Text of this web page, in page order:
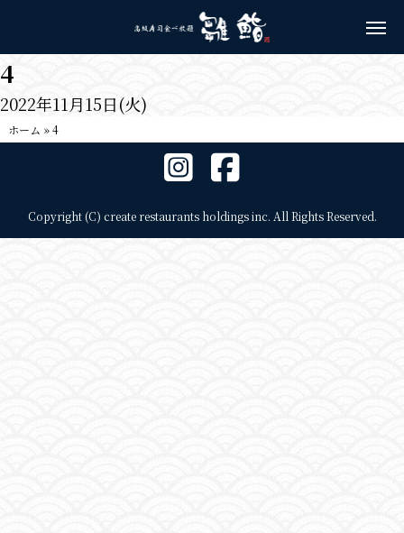
4
2022年11月15日(火)
ホーム »4
Copyright (C) create restaurants holdings inc. All Rights Reserved.